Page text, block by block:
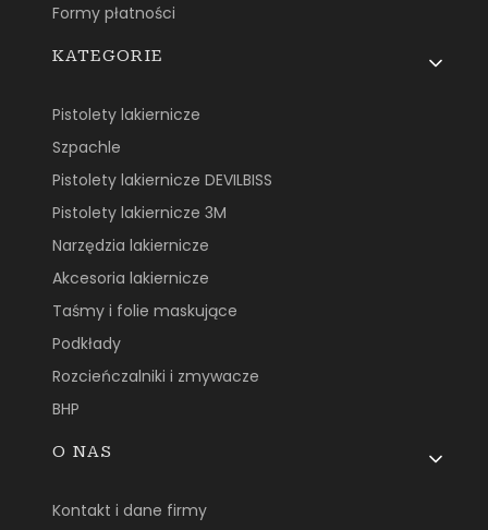
Formy płatności
KATEGORIE
Pistolety lakiernicze
Szpachle
Pistolety lakiernicze DEVILBISS
Pistolety lakiernicze 3M
Narzędzia lakiernicze
Akcesoria lakiernicze
Taśmy i folie maskujące
Podkłady
Rozcieńczalniki i zmywacze
BHP
O NAS
Kontakt i dane firmy